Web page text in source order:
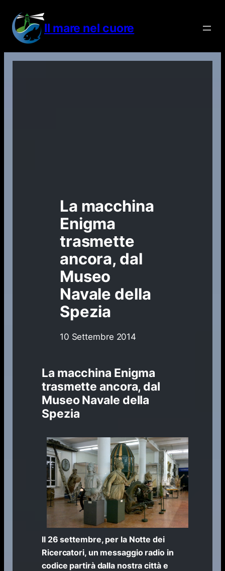
contenuto
Il mare nel cuore
La macchina
Enigma
trasmette
ancora, dal
Museo
Navale della
Spezia
10 Settembre 2014
La macchina Enigma
trasmette ancora, dal
Museo Navale della
Spezia
Il 26 settembre, per la Notte dei
Ricercatori, un messaggio radio in
codice partirà dalla nostra città e